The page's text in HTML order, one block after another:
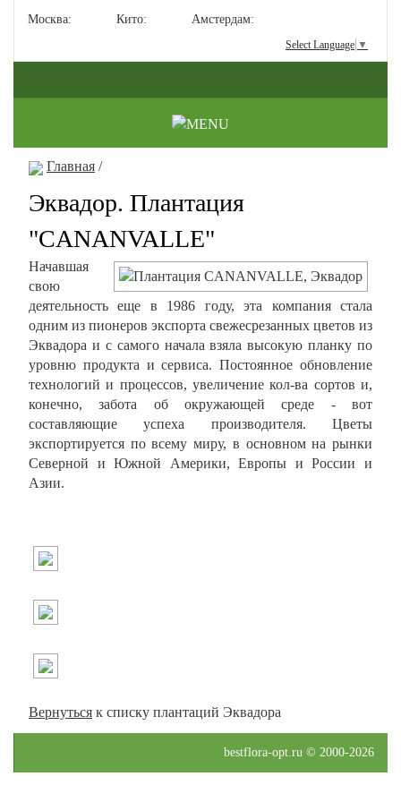
Москва: Кито: Амстердам:
Select Language ▼
Главная /
Эквадор. Плантация
"CANANVALLE"
Начавшая
свою
деятельность еще в 1986 году, эта компания стала
одним из пионеров экспорта свежесрезанных цветов из
Эквадора и с самого начала взяла высокую планку по
уровню продукта и сервиса. Постоянное обновление
технологий и процессов, увеличение кол-ва сортов и,
конечно, забота об окружающей среде - вот
составляющие успеха производителя. Цветы
экспортируется по всему миру, в основном на рынки
Северной и Южной Америки, Европы и России и
Азии.
Вернуться к списку плантаций Эквадора
bestflora-opt.ru © 2000-2026